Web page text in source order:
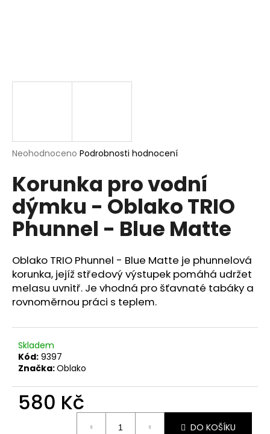
Průměrné
produktu
je
0,0
z
5
hvězdiček.
Neohodnoceno Podrobnosti hodnocení
Korunka pro vodní
dýmku - Oblako TRIO
Phunnel - Blue Matte
Oblako TRIO Phunnel - Blue Matte je phunnelová
korunka, jejíž středový výstupek pomáhá udržet
melasu uvnitř. Je vhodná pro šťavnaté tabáky a
rovnoměrnou práci s teplem.
Skladem
Kód: 9397
Značka:Oblako
580 Kč
DO KOŠÍKU
?
HLEDAT
D
o
p
o
u
č
u
j
m
e